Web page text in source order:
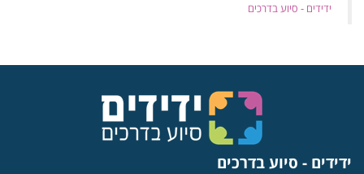
‏ידידים - סיוע בדרכים
ידידים - סיוע בדרכים